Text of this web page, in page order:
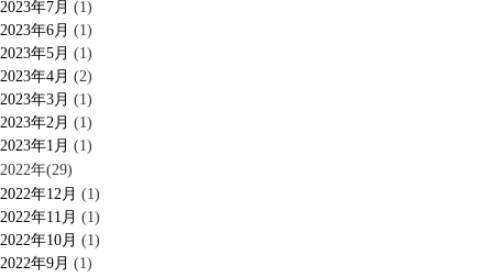
2023年7月 (1)
2023年6月 (1)
2023年5月 (1)
2023年4月 (2)
2023年3月 (1)
2023年2月 (1)
2023年1月 (1)
2022年(29)
2022年12月 (1)
2022年11月 (1)
2022年10月 (1)
2022年9月 (1)